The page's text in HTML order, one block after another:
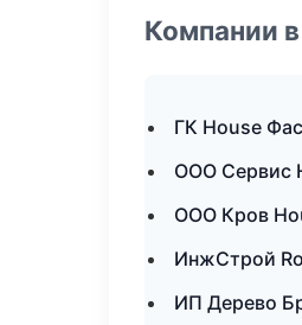
Компании
ГК House
ООО Сервис
ООО Кров
ИнжСтрой
ИП Дерево